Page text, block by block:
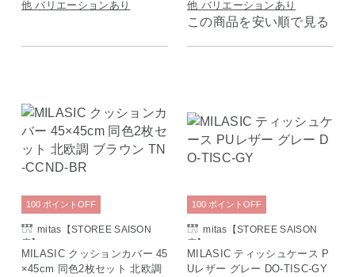
他 バリエーションあり 他 バリエーションあり
この商品を安い順で見る
mitas【STOREE SAISON
店】
MILASIC クッションカバー 45
×45cm 同色2枚セット 北欧調
100 ポイント OFF
mitas【STOREE SAISON
店】
MILASIC ティッシュケース P
Uレザー グレー DO-TISC-GY
100 ポイント OFF